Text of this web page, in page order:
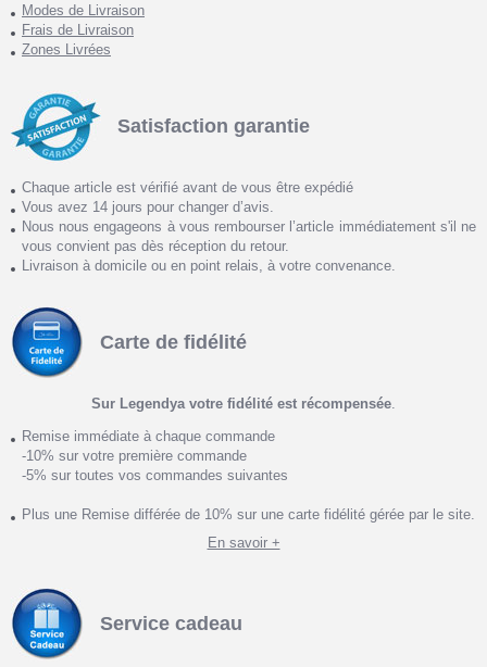
Modes de Livraison
Frais de Livraison
Zones Livrées
Satisfaction garantie
Chaque article est vérifié avant de vous être expédié
Vous avez 14 jours pour changer d’avis.
Nous nous engageons à vous rembourser l’article immédiatement s'il ne
vous convient pas dès réception du retour.
Livraison à domicile ou en point relais, à votre convenance.
Carte de fidélité
Sur Legendya votre fidélité est récompensée
Remise immédiate à chaque commande
-10% sur votre première commande
-5% sur toutes vos commandes suivantes
Plus une Remise différée de 10% sur une carte fidélité gérée par le site.
En savoir +
Service cadeau